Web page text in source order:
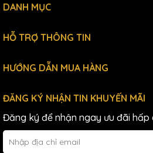
DANH MỤC
HỖ TRỢ THÔNG TIN
HƯỚNG DẪN MUA HÀNG
ĐĂNG KÝ NHẬN TIN KHUYẾN MÃI
Đăng ký để nhận ngay ưu đãi hấp